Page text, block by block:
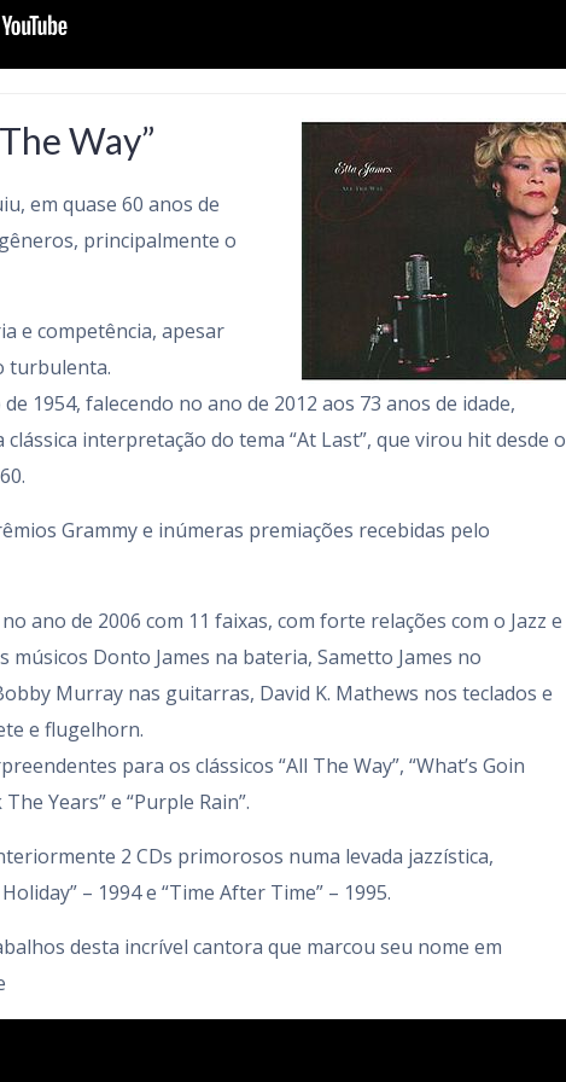
Way”
em quase 60 anos de
principalmente o
e competência, apesar
turbulenta.
1954, falecendo no ano de 2012 aos 73 anos de idade,
interpretação do tema “At Last”, que virou hit desde o
Grammy e inúmeras premiações recebidas pelo
ano de 2006 com 11 faixas, com forte relações com o Jazz e
músicos Donto James na bateria, Sametto James no
Murray nas guitarras, David K. Mathews nos teclados e
e flugelhorn.
para os clássicos “All The Way”, “What’s Goin
Years” e “Purple Rain”.
2 CDs primorosos numa levada jazzística,
– 1994 e “Time After Time” – 1995.
desta incrível cantora que marcou seu nome em